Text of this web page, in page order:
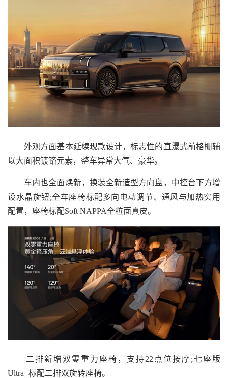
外观方面基本延续现款设计，标志性的直瀑式前格栅辅
以大面积镀铬元素，整车异常大气、豪华。
车内也全面焕新，换装全新造型方向盘，中控台下方增
设水晶旋钮;全车座椅标配多向电动调节、通风与加热实用
配置，座椅标配Soft NAPPA全粒面真皮。
二排新增双零重力座椅，支持22点位按摩;七座版
Ultra+标配二排双旋转座椅。